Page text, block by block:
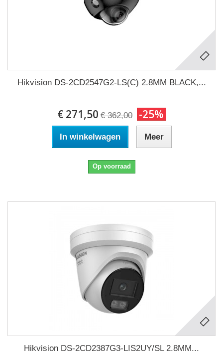
Hikvision DS-2CD2547G2-LS(C) 2.8MM BLACK,...
€ 271,50 € 362,00 -25%
In winkelwagen Meer
Op voorraad
Hikvision DS-2CD2387G3-LIS2UY/SL 2.8MM...